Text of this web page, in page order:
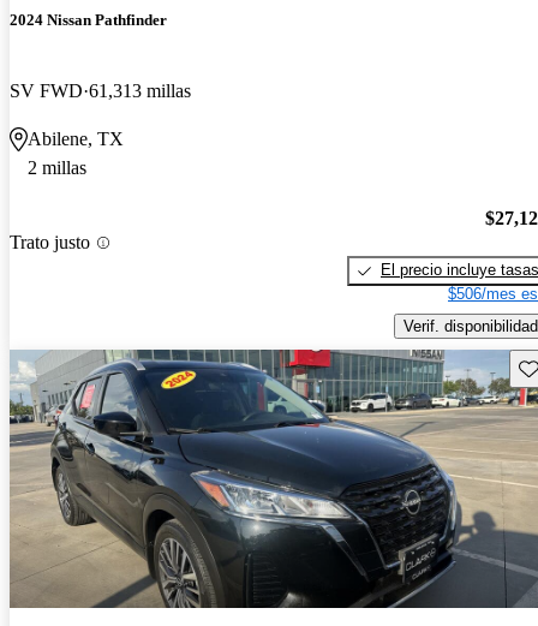
2024 Nissan Pathfinder
SV FWD 61,313 millas
Abilene, TX
2 millas
Trato justo
El precio incluye tasas
$506/mes
Verif. disponibilidad